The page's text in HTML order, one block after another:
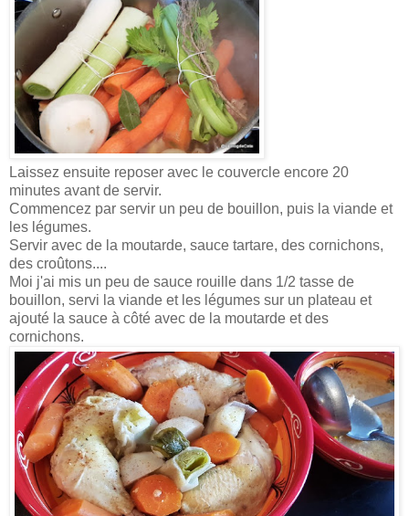
Laissez ensuite reposer avec le couvercle encore 20
minutes avant de servir.
Commencez par servir un peu de bouillon, puis la viande et
les légumes.
Servir avec de la moutarde, sauce tartare, des cornichons,
des croûtons....
Moi j'ai mis un peu de sauce rouille dans 1/2 tasse de
bouillon, servi la viande et les légumes sur un plateau et
ajouté la sauce à côté avec de la moutarde et des
cornichons.